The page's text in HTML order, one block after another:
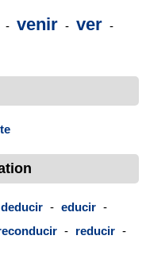
- venir - ver -
deducir - educir -
- reducir -